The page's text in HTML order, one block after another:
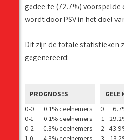
gedeelte (72.7%) voorspelde
wordt door PSV in het doel
Dit zijn de totale statistieken
gegenereerd:
PROGNOSES
0-0
0.1% deelnemers
0-1
0.1% deelnemers
0-2
0.3% deelnemers
1-0
4.3% deelnemers
GELE
0
1
2
3